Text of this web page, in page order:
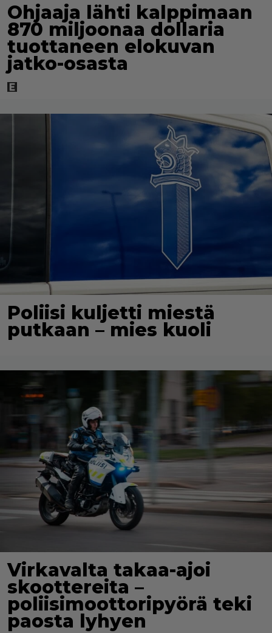
Ohjaaja lähti kalppimaan
870 miljoonaa dollaria
tuottaneen elokuvan
jatko-osasta
Poliisi kuljetti miestä
putkaan – mies kuoli
Virkavalta takaa-ajoi
skoottereita –
poliisimoottoripyörä teki
paosta lyhyen